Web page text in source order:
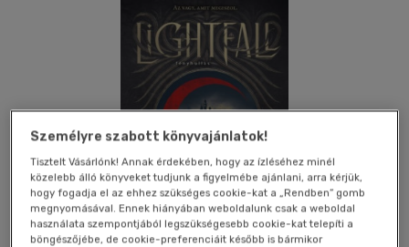
Személyre szabott könyvajánlatok!
Tisztelt Vásárlónk! Annak érdekében, hogy az ízléséhez minél
közelebb álló könyveket tudjunk a figyelmébe ajánlani, arra kérjük,
hogy fogadja el az ehhez szükséges cookie-kat a „Rendben” gomb
megnyomásával. Ennek hiányában weboldalunk csak a weboldal
használata szempontjából legszükségesebb cookie-kat telepíti a
böngészőjébe, de cookie-preferenciáit később is bármikor